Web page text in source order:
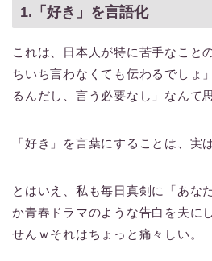
1.「好き」を言語化
これは、日本人が特に苦手なこと
ちいち言わなくても伝わるでしょ
るんだし、言う必要なし」なんて
「好き」を言葉にすることは、実
とはいえ、私も毎日真剣に「あな
か青春ドラマのような告白を夫に
せんｗそれはちょっと痛々しい。